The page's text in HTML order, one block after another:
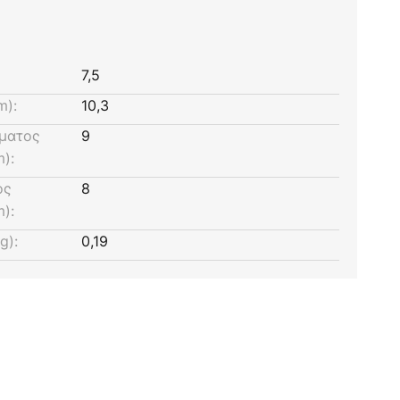
7,5
10,3
9
8
0,19